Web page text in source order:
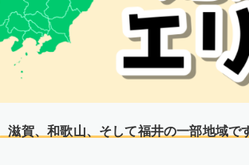
滋賀、和歌山、そして福井の一部地域で